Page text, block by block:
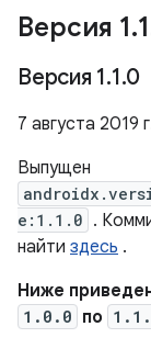
Версия 1.1
Версия 1.1.0
7 августа 2019
Выпущен
e:1.1.0 .
найти здесь .
Ниже
1.0.0 по